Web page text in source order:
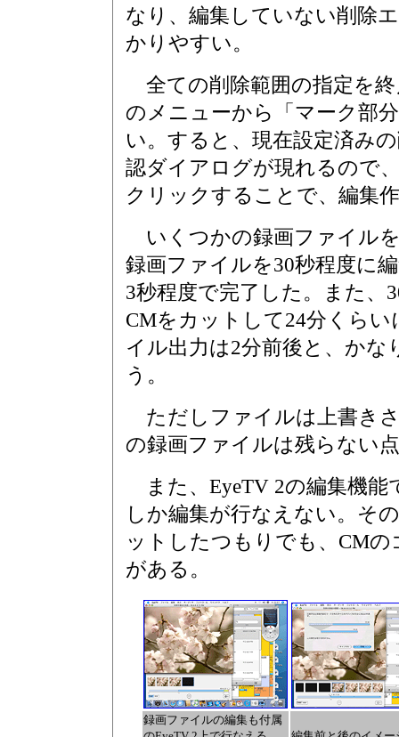
なり、編集していない削除
かりやすい。
全ての削除範囲の指定を
のメニューから「マーク部
い。すると、現在設定済み
認ダイアログが現れるので
クリックすることで、編集
いくつかの録画ファイル
録画ファイルを30秒程度に
3秒程度で完了した。また、
CMをカットして24分くら
イル出力は2分前後と、かな
う。
ただしファイルは上書き
の録画ファイルは残らない
また、EyeTV 2の編集機能
しか編集が行なえない。そ
ットしたつもりでも、CM
がある。
録画ファイルの編集も付属